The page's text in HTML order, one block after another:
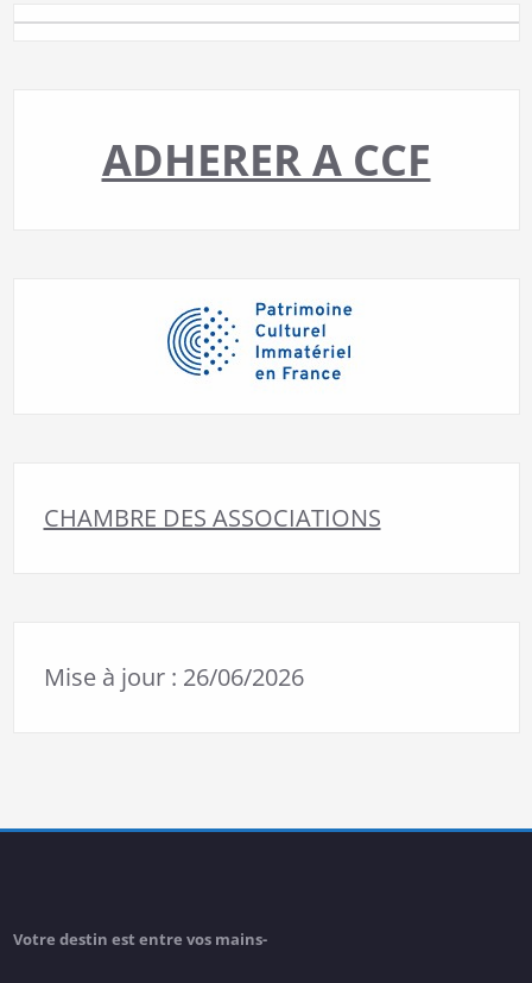
ADHERER A CCF
CHAMBRE DES ASSOCIATIONS
Mise à jour : 26/06/2026
Votre destin est entre vos mains-